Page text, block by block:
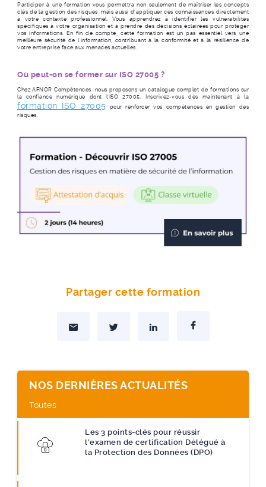
Participer à une formation vous permettra non seulement de maîtriser les concepts
clés de la gestion des risques, mais aussi d'appliquer ces connaissances directement
à votre contexte professionnel. Vous apprendrez à identifier les vulnérabilités
spécifiques à votre organisation et à prendre des décisions éclairées pour protéger
vos informations. En fin de compte, cette formation est un pas essentiel vers une
meilleure sécurité de l'information, contribuant à la conformité et à la résilience de
votre entreprise face aux menaces actuelles.
Où peut-on se former sur ISO 27005 ?
Chez AFNOR Compétences, nous proposons un catalogue complet de formations sur
la confiance numérique dont l'ISO 27005. Inscrivez-vous dès maintenant à la
formation ISO 27005
pour renforcer vos compétences en gestion des
risques.
Partager cette formation
Partager par MailPartager sur TwitterPartager sur Linkedin
NOS DERNIÈRES ACTUALITÉS
Toutes
Les 3 points-clés pour réussir
l’examen de certification Délégué à
la Protection des Données (DPO)